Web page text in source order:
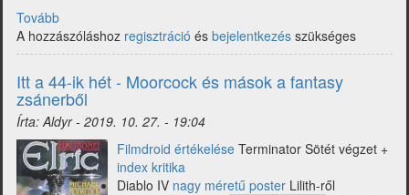
Tovább
45-
ik
hét
hírei
a
fantasy-
piacról:
könyv,
játék,
A hozzászóláshoz regisztráció és bejelentkezés szükséges
Itt a 44-ik hét - Moorcock és mások a fantasy
zsánerből
Írta:Aldyr- 2019. 10. 27. - 19:04
Filmdroid értékelése Terminator Sötét végzet +
index kritika
Diablo IV nagy méretű poster Lilith-ről